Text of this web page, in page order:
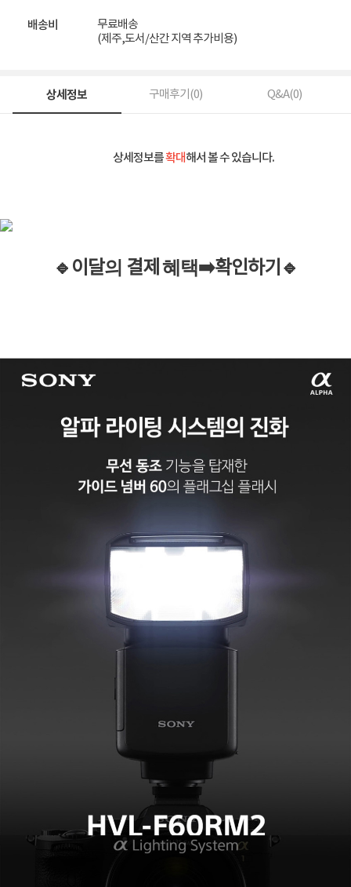
배송비
무료배송
(제주,도서/산간 지역 추가비용)
상세정보 구매후기(0) Q&A(0)
상세정보를확대해서 볼 수 있습니다.
🔹이 달의 결제 혜택➡️확인하기 🔹